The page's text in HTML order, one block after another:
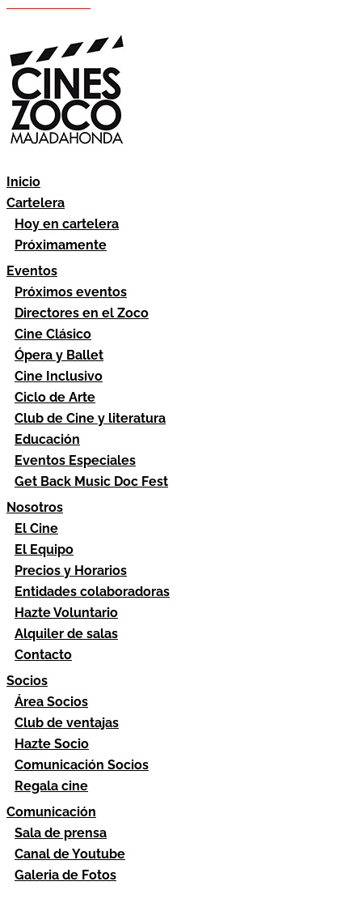
Inicio
Cartelera
Hoy en cartelera
Próximamente
Eventos
Próximos eventos
Directores en el Zoco
Cine Clásico
Ópera y Ballet
Cine Inclusivo
Ciclo de Arte
Club de Cine y literatura
Educación
Eventos Especiales
Get Back Music Doc Fest
Nosotros
El Cine
El Equipo
Precios y Horarios
Entidades colaboradoras
Hazte Voluntario
Alquiler de salas
Contacto
Socios
Área Socios
Club de ventajas
Hazte Socio
Comunicación Socios
Regala cine
Comunicación
Sala de prensa
Canal de Youtube
Galeria de Fotos